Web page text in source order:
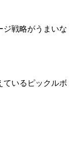
ジ戦略がうまいな
ているピックルボ